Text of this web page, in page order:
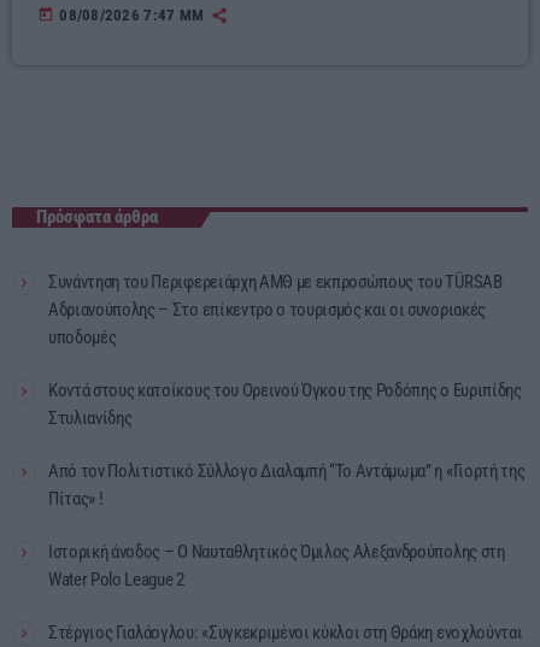
today 08/08/2026 7:47 ΜΜ
Πρόσφατα άρθρα
Συνάντηση του Περιφερειάρχη ΑΜΘ με εκπροσώπους του TÜRSAB
Αδριανούπολης – Στο επίκεντρο ο τουρισμός και οι συνοριακές
υποδομές
Κοντά στους κατοίκους του Ορεινού Όγκου της Ροδόπης ο Ευριπίδης
Στυλιανίδης
Από τον Πολιτιστικό Σύλλογο Διαλαμπή “Το Αντάμωμα” η «Γιορτή της
Πίτας» !
Ιστορική άνοδος – Ο Ναυταθλητικός Όμιλος Αλεξανδρούπολης στη
Water Polo League 2
Στέργιος Γιαλάογλου: «Συγκεκριμένοι κύκλοι στη Θράκη ενοχλούνται